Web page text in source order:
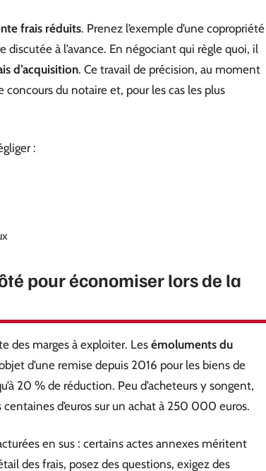
frais réduits. Prenez l’exemple d’une copropriété
à l’avance. En négociant qui règle quoi, il
d’acquisition. Ce travail de précision, au moment
du notaire et, pour les cas les plus
:
pour économiser lors de la
des marges à exploiter. Les émoluments du
d’une remise depuis 2016 pour les biens de
20 % de réduction. Peu d’acheteurs y songent,
d’euros sur un achat à 250 000 euros.
en sus : certains actes annexes méritent
des frais, posez des questions, exigez des